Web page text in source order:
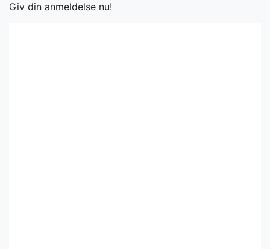
Giv din anmeldelse nu!